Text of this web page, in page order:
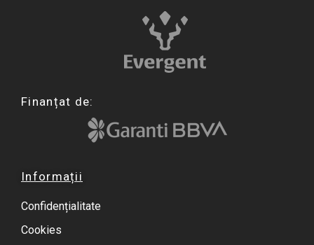
Finanțat de:
Informații
Confidențialitate
Cookies